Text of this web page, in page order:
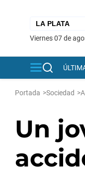
viernes 07 de
Portada >Sociedad >
Un